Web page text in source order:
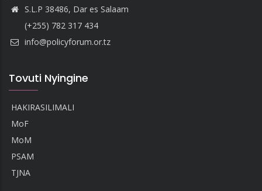
S.L.P 38486, Dar es Salaam
(+255) 782 317 434
info@policyforum.or.tz
Tovuti Nyingine
HAKIRASILIMALI
MoF
MoM
PSAM
TJNA